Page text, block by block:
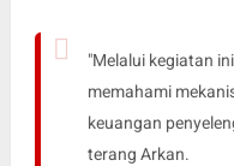
"Melalui kegiatan
memahami
keuangan
terang Arkan.